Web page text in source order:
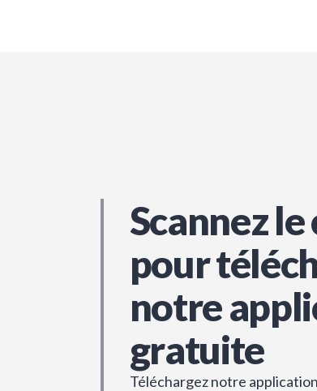
Scannez le
pour
notre
gratuite
Téléchargez notre